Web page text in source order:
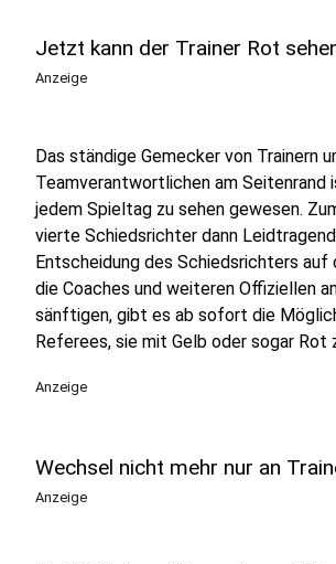
Jetzt kann der Trainer Rot
Anzeige
Das ständige Gemecker von Trainern
Teamverantwortlichen am Seitenrand
jedem Spieltag zu sehen gewesen.
vierte Schiedsrichter dann
Entscheidung des Schiedsrichters auf
die Coaches und weiteren Offiziellen
sänftigen, gibt es ab sofort die
Referees, sie mit Gelb oder sogar Rot
Anzeige
Wechsel nicht mehr nur an
Anzeige